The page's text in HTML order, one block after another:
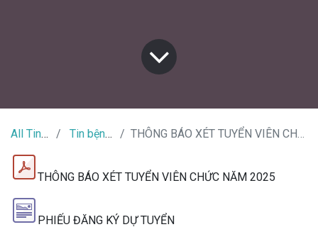
All Tin Tức Tin bệnh viện THÔNG BÁO XÉT TUYỂN VIÊN CHỨC NĂM 2025
THÔNG BÁO XÉT TUYỂN VIÊN CHỨC NĂM 2025
PHIẾU ĐĂNG KÝ DỰ TUYỂN